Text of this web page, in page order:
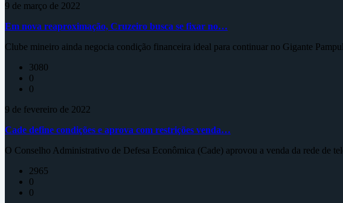
9 de março de 2022
Em nova reaproximação, Cruzeiro busca se fixar no…
Clube mineiro ainda negocia condição financeira ideal para continuar no Gigante
3080
0
0
9 de fevereiro de 2022
Cade define condições e aprova com restrições venda…
O Conselho Administrativo de Defesa Econômica (Cade) aprovou a venda da rede de
2965
0
0